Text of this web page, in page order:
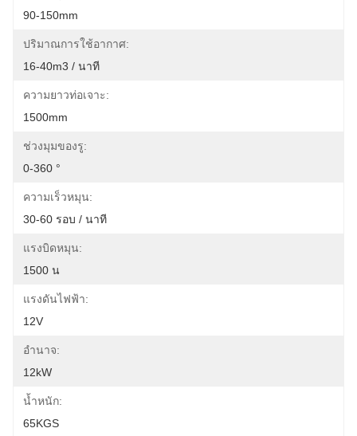
90-150mm
ปริมาณการใช้อากาศ:
16-40m3 / นาที
ความยาวท่อเจาะ:
1500mm
ช่วงมุมของรู:
0-360 °
ความเร็วหมุน:
30-60 รอบ / นาที
แรงบิดหมุน:
1500 น
แรงดันไฟฟ้า:
12V
อำนาจ:
12kW
น้ำหนัก:
65KGS